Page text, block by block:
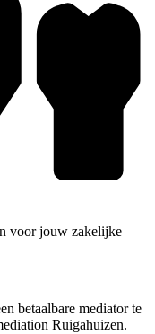
voor jouw zakelijke
betaalbare mediator te
Ruigahuizen.